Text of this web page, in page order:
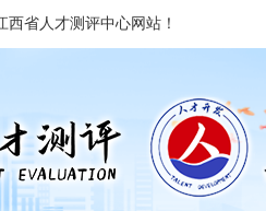
省人才测评中心网站！